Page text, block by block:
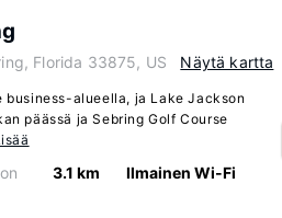
Florida 33875, US Näytä kartta
business-alueella, ja Lake Jackson
päässä ja Sebring Golf Course
3.1 km Ilmainen Wi-Fi